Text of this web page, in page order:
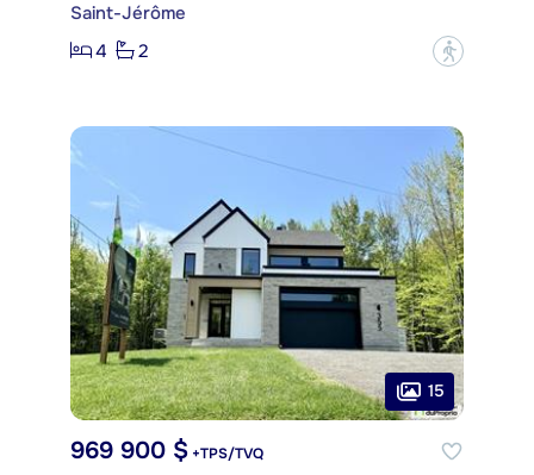
Saint-Jérôme
4
2 ?
15
969 900 $ +TPS/TVQ